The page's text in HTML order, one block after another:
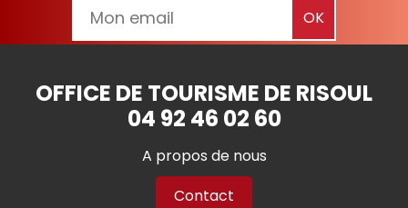
OFFICE DE TOURISME DE RISOUL
04 92 46 02 60
A propos de nous
Contact